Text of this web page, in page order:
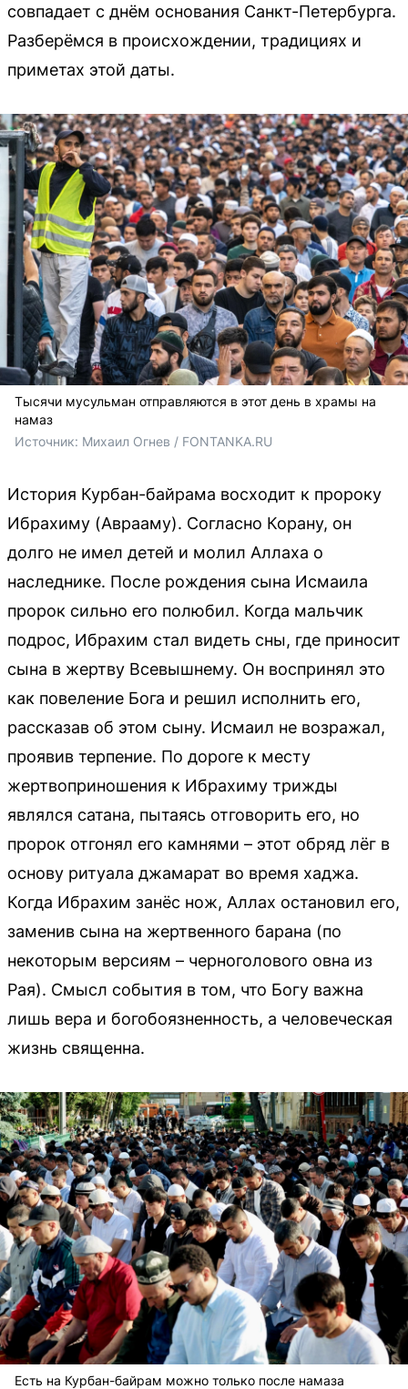
совпадает с днём основания Санкт-Петербурга.
Разберёмся в происхождении, традициях и
приметах этой даты.
Тысячи мусульман отправляются в этот день в храмы на
намаз
Источник: Михаил Огнев / FONTANKA.RU
История Курбан-байрама восходит к пророку
Ибрахиму (Аврааму). Согласно Корану, он
долго не имел детей и молил Аллаха о
наследнике. После рождения сына Исмаила
пророк сильно его полюбил. Когда мальчик
подрос, Ибрахим стал видеть сны, где приносит
сына в жертву Всевышнему. Он воспринял это
как повеление Бога и решил исполнить его,
рассказав об этом сыну. Исмаил не возражал,
проявив терпение. По дороге к месту
жертвоприношения к Ибрахиму трижды
являлся сатана, пытаясь отговорить его, но
пророк отгонял его камнями – этот обряд лёг в
основу ритуала джамарат во время хаджа.
Когда Ибрахим занёс нож, Аллах остановил его,
заменив сына на жертвенного барана (по
некоторым версиям – черноголового овна из
Рая). Смысл события в том, что Богу важна
лишь вера и богобоязненность, а человеческая
жизнь священна.
Есть на Курбан-байрам можно только после намаза